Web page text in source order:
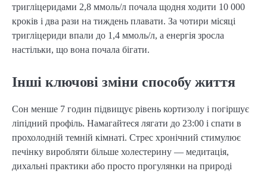
тригліцеридами 2,8 ммоль/л почала щодня ходити 10 000
кроків і два рази на тиждень плавати. За чотири місяці
тригліцериди впали до 1,4 ммоль/л, а енергія зросла
настільки, що вона почала бігати.
Інші ключові зміни способу життя
Сон менше 7 годин підвищує рівень кортизолу і погіршує
ліпідний профіль. Намагайтеся лягати до 23:00 і спати в
прохолодній темній кімнаті. Стрес хронічний стимулює
печінку виробляти більше холестерину — медитація,
дихальні практики або просто прогулянки на природі